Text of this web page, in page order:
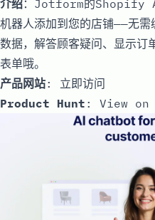
介绍：Jotform的Shopify
机器人添加到您的店铺——无
数据，解答顾客疑问、显示订
表单哦。
产品网站: 立即访问
Product Hunt : View